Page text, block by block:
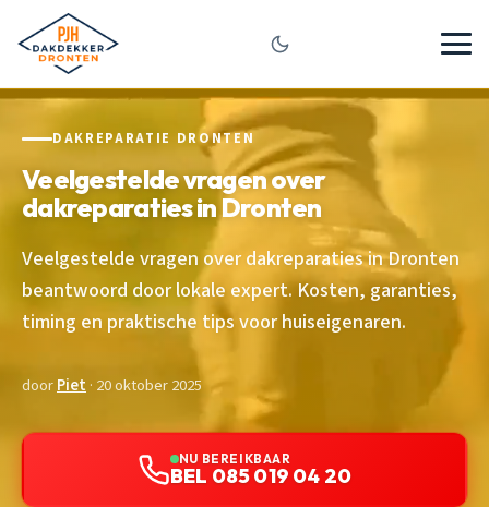
DAKREPARATIE DRONTEN
Veelgestelde vragen over
dakreparaties in Dronten
Veelgestelde vragen over dakreparaties in Dronten
beantwoord door lokale expert. Kosten, garanties,
timing en praktische tips voor huiseigenaren.
doorPiet · 20 oktober 2025
NU BEREIKBAAR
BEL 085 019 04 20